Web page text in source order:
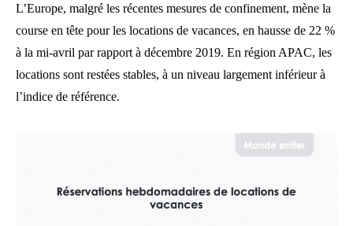
L’Europe, malgré les récentes mesures de confinement, mène la
course en tête pour les locations de vacances, en hausse de 22 %
à la mi-avril par rapport à décembre 2019. En région APAC, les
locations sont restées stables, à un niveau largement inférieur à
l’indice de référence.